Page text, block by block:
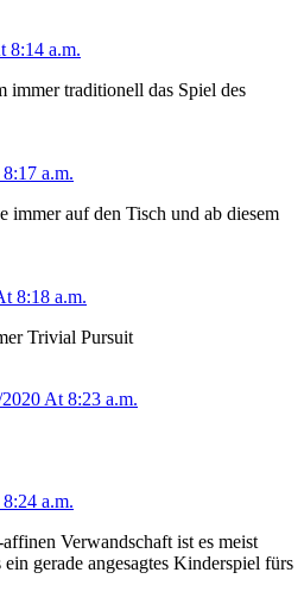
8:14 a.m.
immer traditionell das Spiel des
a.m.
immer auf den Tisch und ab diesem
8:18 a.m.
Trivial Pursuit
At 8:23 a.m.
a.m.
Verwandschaft ist es meist
gerade angesagtes Kinderspiel fürs